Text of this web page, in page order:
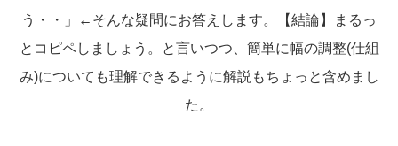
う・・」←そんな疑問にお答えします。【結論】まるっ
とコピペしましょう。と言いつつ、簡単に幅の調整(仕組
み)についても理解できるように解説もちょっと含めまし
た。